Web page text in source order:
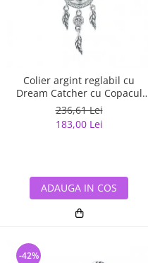
Colier argint reglabil cu
Dream Catcher cu Copacul
Vietii
236,61 Lei
183,00 Lei
ADAUGA IN COS
-42%